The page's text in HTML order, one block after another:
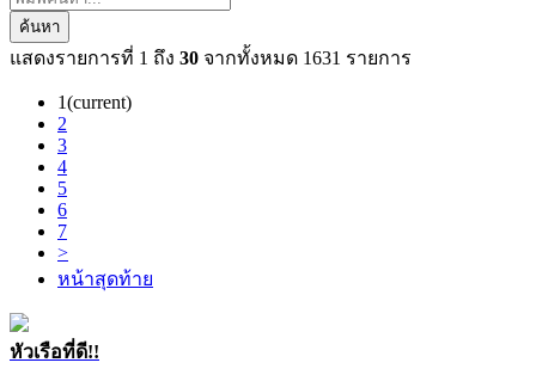
ค้นหา
แสดงรายการที่ 1 ถึง 30 จากทั้งหมด 1631 รายการ
1(current)
2
3
4
5
6
7
>
หน้าสุดท้าย
หัวเรือที่ดี!!